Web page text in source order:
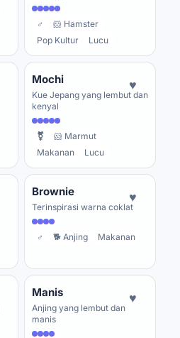
♂
🐹 Hamster
Pop Kultur
Lucu
♥
Mochi
Kue Jepang yang lembut dan
kenyal
⚧
🐹 Marmut
Makanan
Lucu
♥
Brownie
Terinspirasi warna coklat
♂ 🐕 Anjing Makanan
♥
Manis
Anjing yang lembut dan
manis